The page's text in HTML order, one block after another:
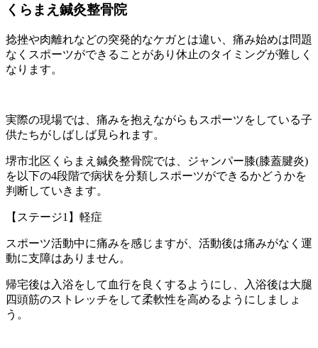
くらまえ鍼灸整骨院
捻挫や肉離れなどの突発的なケガとは違い、痛み始めは問題
なくスポーツができることがあり休止のタイミングが難しく
なります。
実際の現場では、痛みを抱えながらもスポーツをしている子
供たちがしばしば見られます。
堺市北区くらまえ鍼灸整骨院では、ジャンパー膝(膝蓋腱炎)
を以下の4段階で病状を分類しスポーツができるかどうかを
判断していきます。
【ステージ1】軽症
スポーツ活動中に痛みを感じますが、活動後は痛みがなく運
動に支障はありません。
帰宅後は入浴をして血行を良くするようにし、入浴後は大腿
四頭筋のストレッチをして柔軟性を高めるようにしましょ
う。